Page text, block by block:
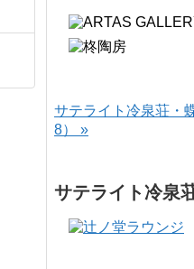
サテライト冷泉荘・
8） »
サテライト冷泉